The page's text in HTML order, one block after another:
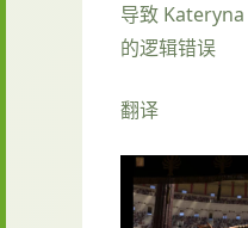
导致
的逻辑错误
翻译